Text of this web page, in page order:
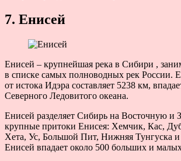
7. Енисей
Енисей – крупнейшая река в Сибири ,
в списке самых полноводных рек России.
от истока Идэра составляет 5238 км,
Северного Ледовитого океана.
Енисей разделяет Сибирь на Восточную и
крупные притоки Енисея: Хемчик, Кас,
Хета, Ус, Большой Пит, Нижняя Тунгуска и
Енисей впадает около 500 больших и